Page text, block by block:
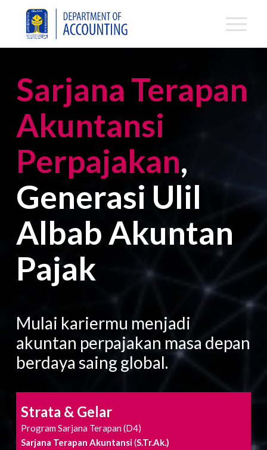
Sarjana Terapan
Akuntansi
Perpajakan,
Generasi Ulil
Albab Akuntan
Pajak
Mulai kariermu menjadi
akuntan perpajakan masa depan
berdaya saing global.
Strata & Gelar
Program Sarjana Terapan (D4)
Sarjana Terapan Akuntansi(S.Tr.Ak.)